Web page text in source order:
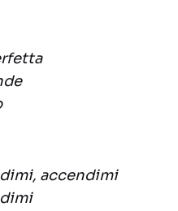
accendimi